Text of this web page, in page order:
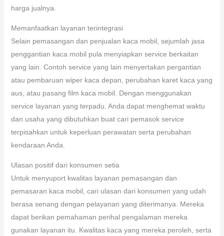
harga jualnya.
Memanfaatkan layanan terintegrasi
Selain pemasangan dan penjualan kaca mobil, sejumlah jasa
penggantian kaca mobil pula menyiapkan service berkaitan
yang lain. Contoh service yang lain menyertakan pergantian
atau pembaruan wiper kaca depan, perubahan karet kaca yang
aus, atau pasang film kaca mobil. Dengan menggunakan
service layanan yang terpadu, Anda dapat menghemat waktu
dan usaha yang dibutuhkan buat cari pemasok service
terpisahkan untuk keperluan perawatan serta perubahan
kendaraan Anda.
Ulasan positif dari konsumen setia
Untuk menyuport kwalitas layanan pemasangan dan
pemasaran kaca mobil, cari ulasan dari konsumen yang udah
berasa senang dengan pelayanan yang diterimanya. Mereka
dapat berikan pemahaman perihal pengalaman mereka
gunakan layanan itu. Kwalitas kaca yang mereka peroleh, serta